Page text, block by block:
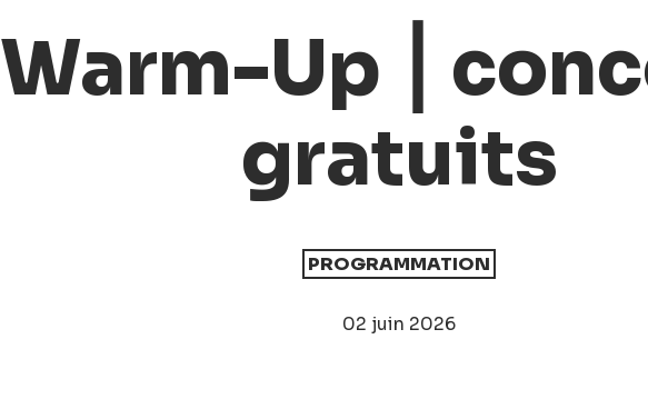
Warm-Up ⎮
gratuits
PROGRAMMATION
02 juin 2026